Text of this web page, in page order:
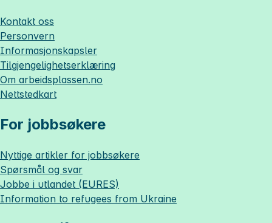
Kontakt oss
Personvern
Informasjonskapsler
Tilgjengelighetserklæring
Om arbeidsplassen.no
Nettstedkart
For jobbsøkere
Nyttige artikler for jobbsøkere
Spørsmål og svar
Jobbe i utlandet (EURES)
Information to refugees from Ukraine